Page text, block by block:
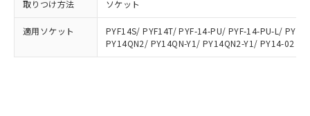
取りつけ方法 ソケット
適用ソケット
PYF14S/ PYF14T/ PYF-14-PU/ PYF-14-PU-L/
PY14QN2/ PY14QN-Y1/ PY14QN2-Y1/ PY14-02
引・商談に必要な範囲で利用すること
をご了承ください。
※当社の共同利用者とは、 "個人情報
の共同利用に関して"
の「1.共同利
とができます。
EU RoHS指令（10物質）の非含有証明書
51物質の非含有証明書（当社基準）